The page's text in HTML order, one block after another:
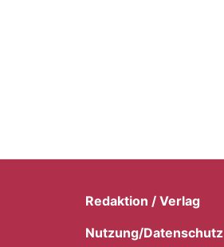
Redaktion / Verlag
Nutzung/Datenschutz